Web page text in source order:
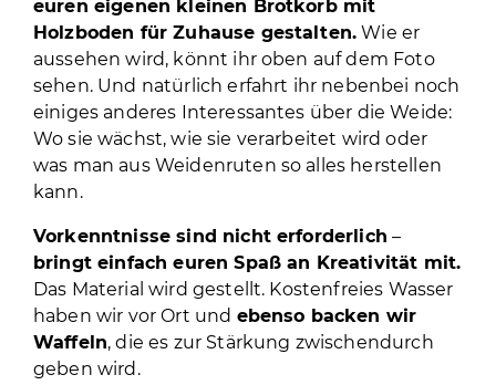
euren eigenen kleinen Brotkorb mit
Holzboden für Zuhause gestalten. Wie er
aussehen wird, könnt ihr oben auf dem Foto
sehen. Und natürlich erfahrt ihr nebenbei noch
einiges anderes Interessantes über die Weide:
Wo sie wächst, wie sie verarbeitet wird oder
was man aus Weidenruten so alles herstellen
kann.
Vorkenntnisse sind nicht erforderlich –
bringt einfach euren Spaß an Kreativität mit.
Das Material wird gestellt. Kostenfreies Wasser
haben wir vor Ort und ebenso backen wir
Waffeln, die es zur Stärkung zwischendurch
geben wird.